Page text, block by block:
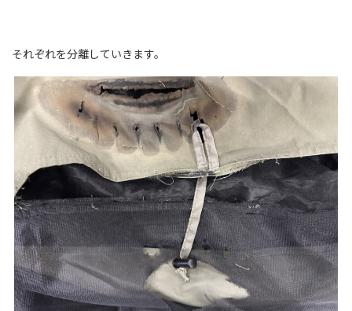
それぞれを分離していきます。